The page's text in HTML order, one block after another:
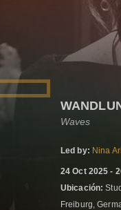
Waves
Led by: Nina
24 Oct 2025 -
Ubicación:
Freiburg,